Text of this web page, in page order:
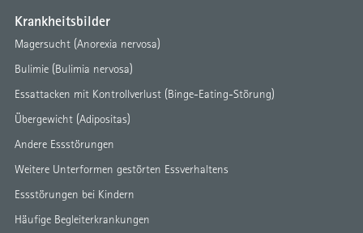
Krankheitsbilder
Magersucht (Anorexia nervosa)
Bulimie (Bulimia nervosa)
Essattacken mit Kontrollverlust (Binge-Eating-Störung)
Übergewicht (Adipositas)
Andere Essstörungen
Weitere Unterformen gestörten Essverhaltens
Essstörungen bei Kindern
Häufige Begleiterkrankungen